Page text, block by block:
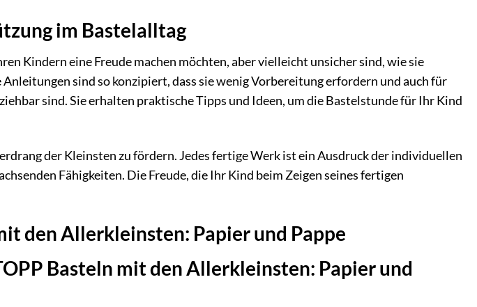
im Bastelalltag
Kindern eine Freude machen möchten, aber vielleicht unsicher sind, wie sie
sind so konzipiert, dass sie wenig Vorbereitung erfordern und auch für
sind. Sie erhalten praktische Tipps und Ideen, um die Bastelstunde für Ihr Kind
der Kleinsten zu fördern. Jedes fertige Werk ist ein Ausdruck der individuellen
Fähigkeiten. Die Freude, die Ihr Kind beim Zeigen seines fertigen
den Allerkleinsten: Papier und Pappe
Basteln mit den Allerkleinsten: Papier und